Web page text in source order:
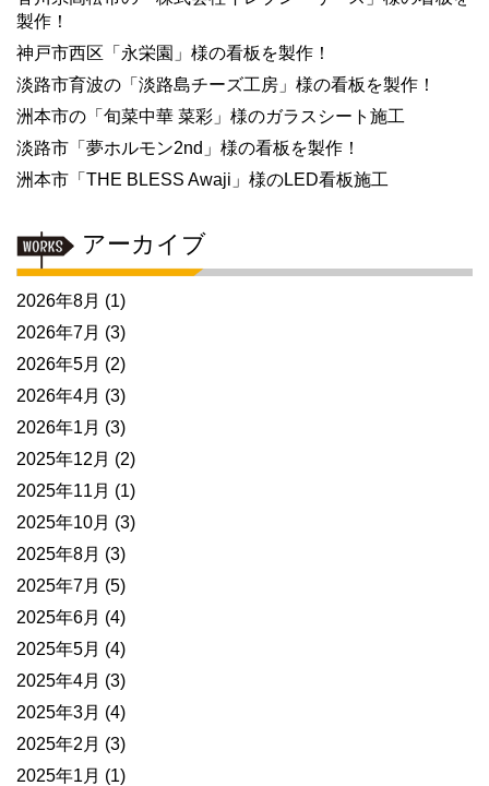
製作！
神戸市西区「永栄園」様の看板を製作！
淡路市育波の「淡路島チーズ工房」様の看板を製作！
洲本市の「旬菜中華 菜彩」様のガラスシート施工
淡路市「夢ホルモン2nd」様の看板を製作！
洲本市「THE BLESS Awaji」様のLED看板施工
アーカイブ
2026年8月 (1)
2026年7月 (3)
2026年5月 (2)
2026年4月 (3)
2026年1月 (3)
2025年12月 (2)
2025年11月 (1)
2025年10月 (3)
2025年8月 (3)
2025年7月 (5)
2025年6月 (4)
2025年5月 (4)
2025年4月 (3)
2025年3月 (4)
2025年2月 (3)
2025年1月 (1)